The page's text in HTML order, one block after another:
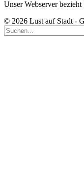
Unser Webserver
© 2026 Lust auf Stadt -